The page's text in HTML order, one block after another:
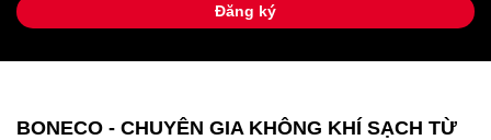
Đăng ký
BONECO - CHUYÊN GIA KHÔNG KHÍ SẠCH TỪ